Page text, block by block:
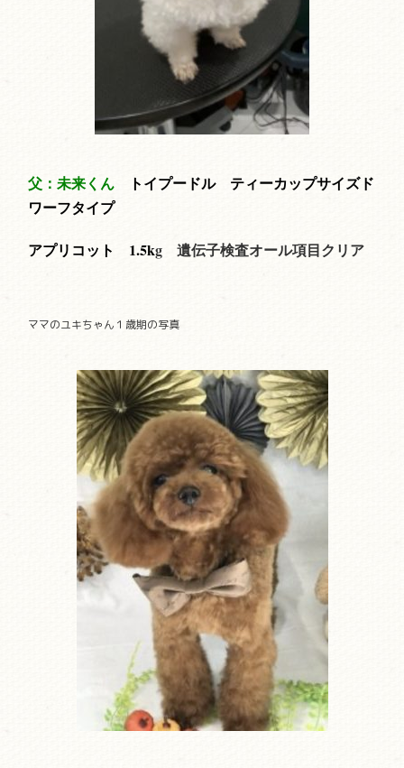
父：未来くん トイプードル ティーカップサイズド
ワーフタイプ
アプリコット 1.5kg遺伝子検査オール項目クリア
ママのユキちゃん１歳期の写真